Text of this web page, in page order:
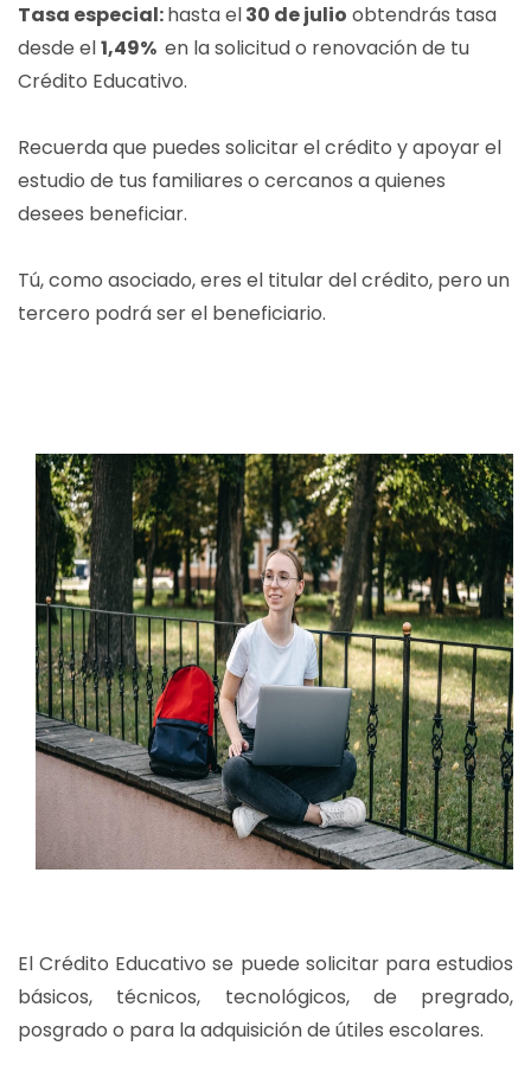
Tasa especial:hasta el30 de julio obtendrás tasa
desde el1,49% en la solicitud o renovación de tu
Crédito Educativo.
Recuerda que puedes solicitar el crédito y apoyar el
estudio de tus familiares o cercanos a quienes
desees beneficiar.
Tú, como asociado, eres el titular del crédito, pero un
tercero podrá ser el beneficiario.
El Crédito Educativo se puede solicitar para estudios
básicos, técnicos, tecnológicos, de pregrado,
posgrado o para la adquisición de útiles escolares.